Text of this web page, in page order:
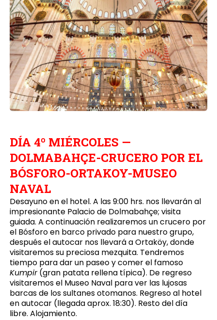
DÍA 4º MIÉRCOLES —
DOLMABAHÇE-CRUCERO POR EL
BÓSFORO-ORTAKOY-MUSEO
NAVAL
Desayuno en el hotel. A las 9:00 hrs. nos llevarán al
impresionante Palacio de Dolmabahçe; visita
guiada. A continuación realizaremos un crucero por
el Bósforo en barco privado para nuestro grupo,
después el autocar nos llevará a Ortaköy, donde
visitaremos su preciosa mezquita. Tendremos
tiempo para dar un paseo y comer el famoso
Kumpir(gran patata rellena típica). De regreso
visitaremos el Museo Naval para ver las lujosas
barcas de los sultanes otomanos. Regreso al hotel
en autocar (llegada aprox. 18:30). Resto del día
libre. Alojamiento.